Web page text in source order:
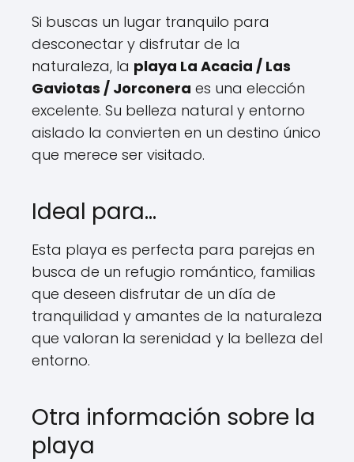
Si buscas un lugar tranquilo para
desconectar y disfrutar de la
naturaleza, la playa La Acacia / Las
Gaviotas / Jorconera es una elección
excelente. Su belleza natural y entorno
aislado la convierten en un destino único
que merece ser visitado.
Ideal para…
Esta playa es perfecta para parejas en
busca de un refugio romántico, familias
que deseen disfrutar de un día de
tranquilidad y amantes de la naturaleza
que valoran la serenidad y la belleza del
entorno.
Otra información sobre la
playa